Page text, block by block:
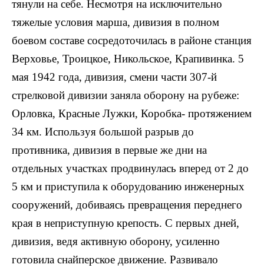
тянули на себе. Несмотря на исключительно
тяжелые условия марша, дивизия в полном
боевом составе сосредоточилась в районе станция
Верховье, Троицкое, Никольское, Крапивинка. 5
мая 1942 года, дивизия, смени части 307-й
стрелковой дивизии заняла оборону на рубеже:
Орловка, Красные Лужки, Коробка- протяжением
34 км. Используя большой разрыв до
противника, дивизия в первые же дни на
отдельных участках продвинулась вперед от 2 до
5 км и приступила к оборудованию инженерных
сооружений, добиваясь превращения переднего
края в неприступную крепость. С первых дней,
дивизия, ведя активную оборону, усиленно
готовила снайперское движение. Развивало